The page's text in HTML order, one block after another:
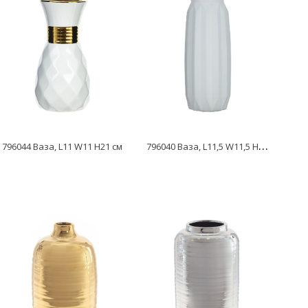
796044 Ваза, L11 W11 H21 см 7
96040 Ваза, L11,5 W11,5 H29 см